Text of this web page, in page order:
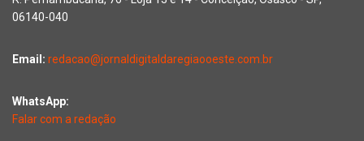
06140-040
Email: redacao@jornaldigitaldaregiaooeste.com.br
WhatsApp:
Falar com a redação